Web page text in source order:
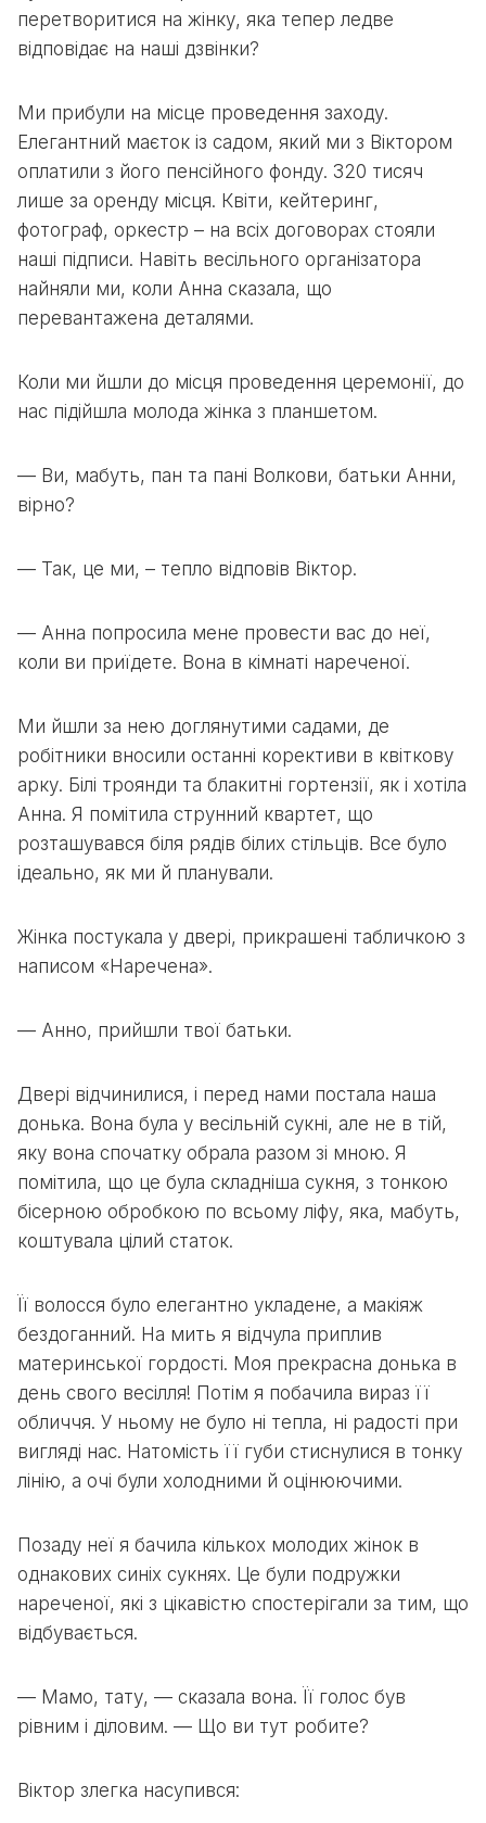
перетворитися на жінку, яка тепер ледве
відповідає на наші дзвінки?
Ми прибули на місце проведення заходу.
Елегантний маєток із садом, який ми з Віктором
оплатили з його пенсійного фонду. 320 тисяч
лише за оренду місця. Квіти, кейтеринг,
фотограф, оркестр – на всіх договорах стояли
наші підписи. Навіть весільного організатора
найняли ми, коли Анна сказала, що
перевантажена деталями.
Коли ми йшли до місця проведення церемонії, до
нас підійшла молода жінка з планшетом.
— Ви, мабуть, пан та пані Волкови, батьки Анни,
вірно?
— Так, це ми, – тепло відповів Віктор.
— Анна попросила мене провести вас до неї,
коли ви приїдете. Вона в кімнаті нареченої.
Ми йшли за нею доглянутими садами, де
робітники вносили останні корективи в квіткову
арку. Білі троянди та блакитні гортензії, як і хотіла
Анна. Я помітила струнний квартет, що
розташувався біля рядів білих стільців. Все було
ідеально, як ми й планували.
Жінка постукала у двері, прикрашені табличкою з
написом «Наречена».
— Анно, прийшли твої батьки.
Двері відчинилися, і перед нами постала наша
донька. Вона була у весільній сукні, але не в тій,
яку вона спочатку обрала разом зі мною. Я
помітила, що це була складніша сукня, з тонкою
бісерною обробкою по всьому ліфу, яка, мабуть,
коштувала цілий статок.
Її волосся було елегантно укладене, а макіяж
бездоганний. На мить я відчула приплив
материнської гордості. Моя прекрасна донька в
день свого весілля! Потім я побачила вираз її
обличчя. У ньому не було ні тепла, ні радості при
вигляді нас. Натомість її губи стиснулися в тонку
лінію, а очі були холодними й оцінюючими.
Позаду неї я бачила кількох молодих жінок в
однакових синіх сукнях. Це були подружки
нареченої, які з цікавістю спостерігали за тим, що
відбувається.
— Мамо, тату, — сказала вона. Її голос був
рівним і діловим. — Що ви тут робите?
Віктор злегка насупився: